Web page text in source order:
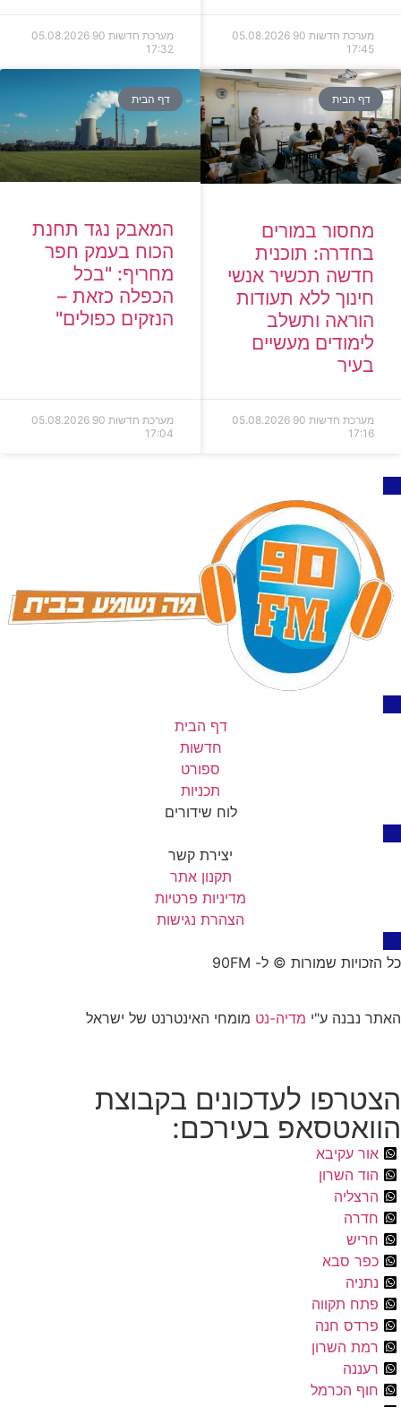
מערכת חדשות 90
05.08.2026
17:45
מערכת חדשות 90
05.08.2026
17:32
דף הבית
מחסור במורים
בחדרה: תוכנית
חדשה תכשיר אנשי
חינוך ללא תעודות
הוראה ותשלב
לימודים מעשיים
בעיר
מערכת חדשות 90
05.08.2026
17:16
דף הבית
המאבק נגד תחנת
הכוח בעמק חפר
מחריף: "בכל
הכפלה כזאת –
הנזקים כפולים"
מערכת חדשות 90
05.08.2026
17:04
דף הבית
חדשות
ספורט
תכניות
לוח שידורים
יצירת קשר
תקנון אתר
מדיניות פרטיות
הצהרת נגישות
כל הזכויות שמורות © ל- 90FM
האתר נבנה ע"י מדיה-נט מומחי האינטרנט של ישראל
הצטרפו לעדכונים בקבוצת
הוואטסאפ בעירכם:
אור עקיבא
הוד השרון
הרצליה
חדרה
חריש
כפר סבא
נתניה
פתח תקווה
פרדס חנה
רמת השרון
רעננה
חוף הכרמל